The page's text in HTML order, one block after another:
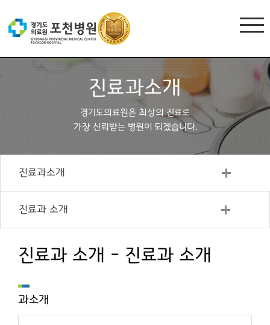
진료과소개
경기도의료원은 최상의 진료로
가장 신뢰받는 병원이 되겠습니다.
진료과소개
진료과 소개
진료과 소개 - 진료과 소개
과소개